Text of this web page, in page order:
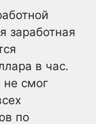
заработная
в час.
не смог
по